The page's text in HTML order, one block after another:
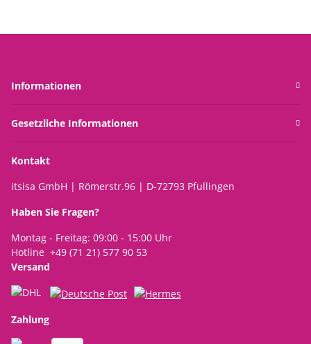
Informationen
Gesetzliche Informationen
Kontakt
itsisa GmbH | Römerstr.96 | D-72793 Pfullingen
Haben Sie Fragen?
Montag - Freitag: 09:00 - 15:00 Uhr
Hotline +49 (71 21) 577 90 53
Versand
Zahlung